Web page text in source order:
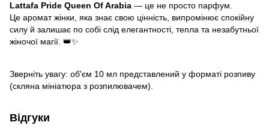
Lattafa Pride Queen Of Arabia — це не просто парфум.
Це аромат жінки, яка знає свою цінність, випромінює спокійну
силу й залишає по собі слід елегантності, тепла та незабутньої
жіночої магії. 👑✨
Зверніть увагу: об'єм 10 мл представлений у форматі розпиву
(скляна мініатюра з розпилювачем).
Відгуки